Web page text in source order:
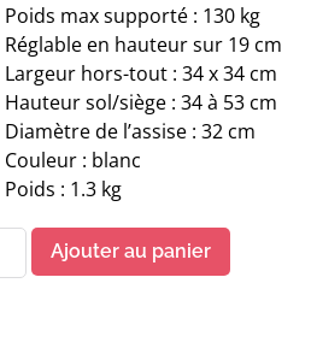
Poids max supporté : 130 kg
Réglable en hauteur sur 19 cm
Largeur hors-tout : 34 x 34 cm
Hauteur sol/siège : 34 à 53 cm
Diamètre de l’assise : 32 cm
Couleur : blanc
Poids : 1.3 kg
Ajouter au panier